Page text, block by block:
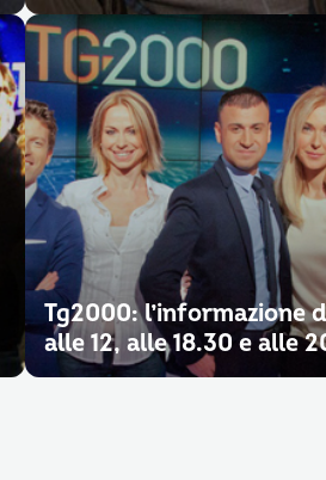
Tg2000: l’informazione
alle 12, alle 18.30 e alle